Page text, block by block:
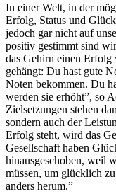
In einer Welt, in der
Erfolg, Status und
jedoch gar nicht auf
positiv gestimmt sind
das Gehirn einen Erfolg
gehängt: Du hast gute
Noten bekommen. Du
werden sie erhöht”, so
Zielsetzungen stehen
sondern auch der
Erfolg steht, wird das
Gesellschaft haben
hinausgeschoben, weil
müssen, um glücklich
anders herum.”